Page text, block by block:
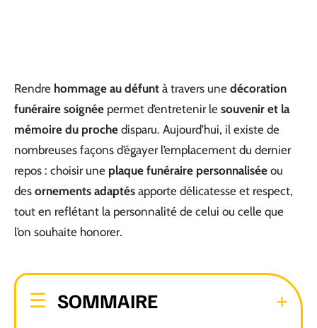
Rendre hommage au défunt à travers une décoration
funéraire soignée permet d’entretenir le souvenir et la
mémoire du proche disparu. Aujourd’hui, il existe de
nombreuses façons d’égayer l’emplacement du dernier
repos : choisir une plaque funéraire personnalisée ou
des ornements adaptés apporte délicatesse et respect,
tout en reflétant la personnalité de celui ou celle que
l’on souhaite honorer.
SOMMAIRE